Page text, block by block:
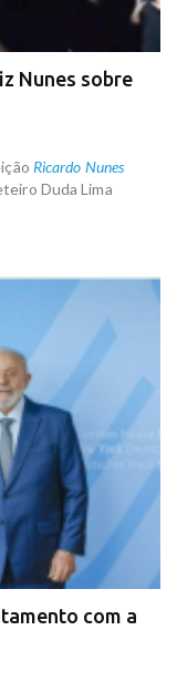
Nunes sobre
Ricardo Nunes
Duda Lima
com a